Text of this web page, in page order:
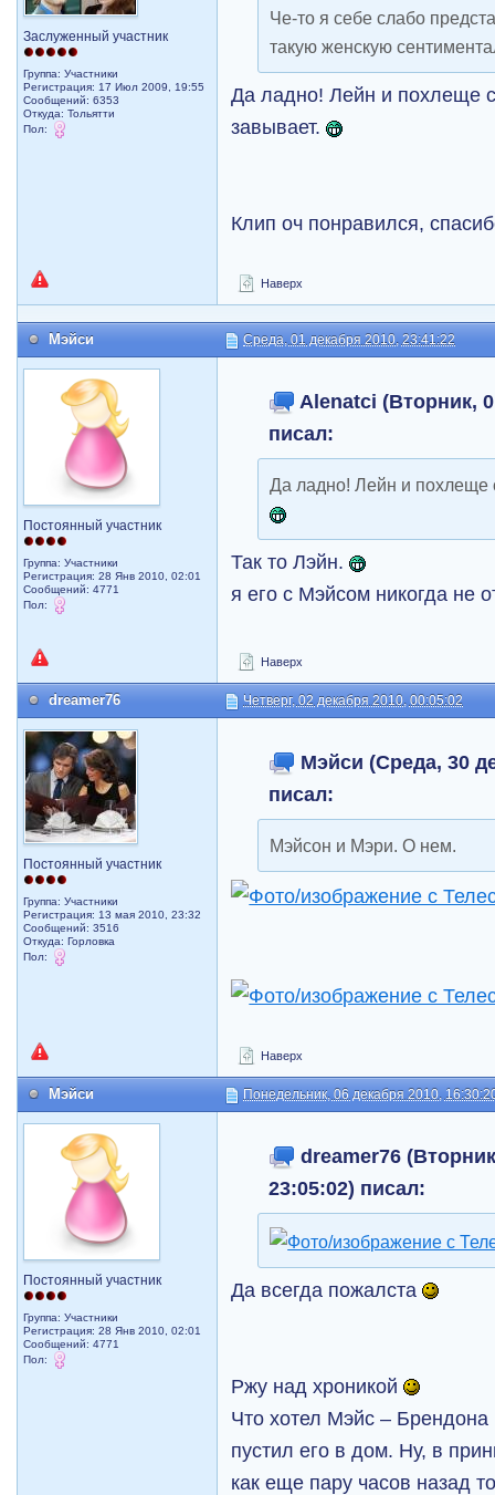
Заслуженный участник
Группа: Участники
Регистрация: 17 Июл 2009, 19:55
Сообщений: 6353
Откуда: Тольятти
Пол:
Че-то я себе слабо
такую женскую
Да ладно! Лейн и похлеще
завывает.
Клип оч понравился,
Наверх
Мэйси Среда, 01 декабря 2010, 23:41:22
Постоянный участник
Группа: Участники
Регистрация: 28 Янв 2010, 02:01
Сообщений: 4771
Пол:
Alenatci (Вторник,
писал:
Да ладно! Лейн и похлеще
Так то Лэйн.
я его с Mэйсом никогда не
Наверх
dreamer76 Четверг, 02 декабря 2010, 00:05:02
Постоянный участник
Группа: Участники
Регистрация: 13 мая 2010, 23:32
Сообщений: 3516
Откуда: Горловка
Пол:
Мэйси (Среда, 30
писал:
Mэйсон и Mэри. О нем.
Наверх
Мэйси Понедельник, 06 декабря 2010,
Постоянный участник
Группа: Участники
Регистрация: 28 Янв 2010, 02:01
Сообщений: 4771
Пол:
dreamer76
23:05:02) писал:
Да всегда пожалста
Ржу над хроникой
Что хотел Mэйс –
пустил его в дом. Ну, в
как еще пару часов назад